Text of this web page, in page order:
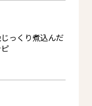
っくり煮込んだ